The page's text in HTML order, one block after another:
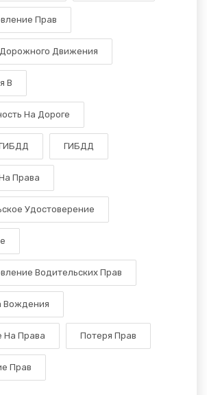
Прав
Движения
B
На Дороге
ГИБДД
Права
Удостоверение
Водительских Прав
Вождения
На Права Потеря Прав
Прав